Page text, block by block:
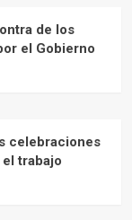
de los
el Gobierno
celebraciones
trabajo